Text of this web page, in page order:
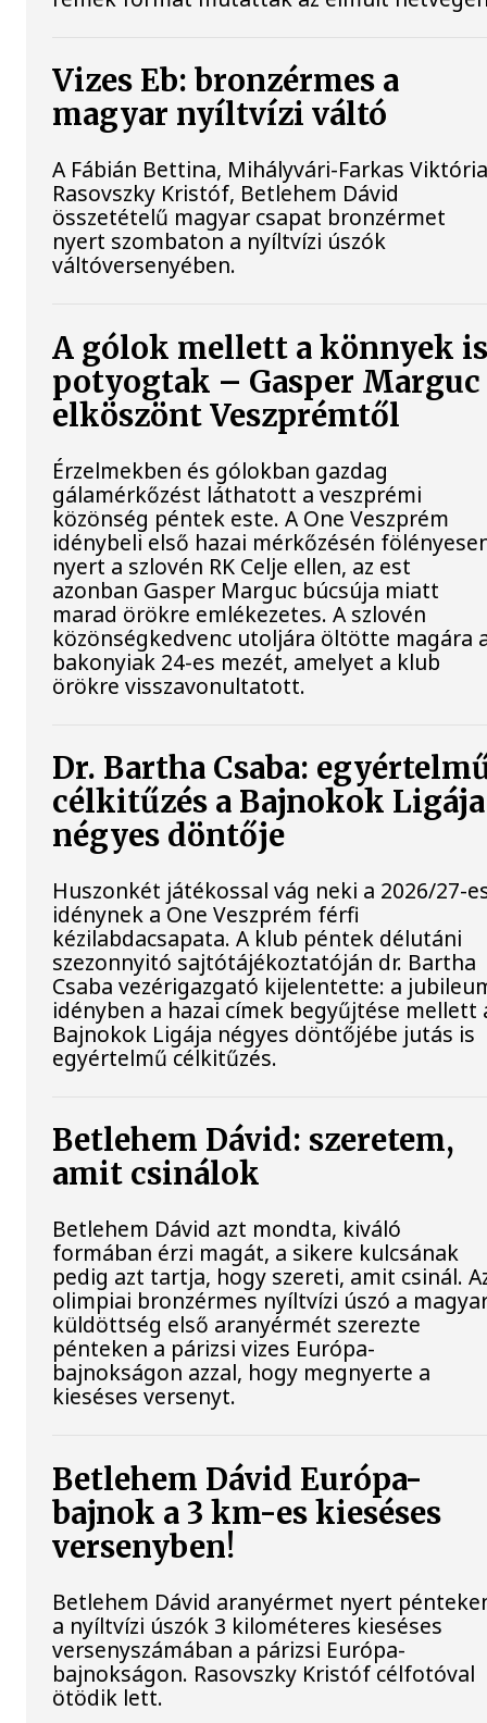
Vizes Eb: bronzérmes a
magyar nyíltvízi váltó
A Fábián Bettina, Mihályvári-Farkas
Rasovszky Kristóf, Betlehem Dávid
összetételű magyar csapat bronzérmet
nyert szombaton a nyíltvízi úszók
váltóversenyében.
A gólok mellett a könnyek
potyogtak – Gasper Marguc
elköszönt Veszprémtől
Érzelmekben és gólokban gazdag
gálamérkőzést láthatott a veszprémi
közönség péntek este. A One Veszprém
idénybeli első hazai mérkőzésén
nyert a szlovén RK Celje ellen, az est
azonban Gasper Marguc búcsúja miatt
marad örökre emlékezetes. A szlovén
közönségkedvenc utoljára öltötte magára
bakonyiak 24-es mezét, amelyet a klub
örökre visszavonultatott.
Dr. Bartha Csaba:
célkitűzés a Bajnokok Ligája
négyes döntője
Huszonkét játékossal vág neki a 2026/27-
idénynek a One Veszprém férfi
kézilabdacsapata. A klub péntek délutáni
szezonnyitó sajtótájékoztatóján dr. Bartha
Csaba vezérigazgató kijelentette: a
idényben a hazai címek begyűjtése mellett
Bajnokok Ligája négyes döntőjébe jutás is
egyértelmű célkitűzés.
Betlehem Dávid: szeretem,
amit csinálok
Betlehem Dávid azt mondta, kiváló
formában érzi magát, a sikere kulcsának
pedig azt tartja, hogy szereti, amit csinál.
olimpiai bronzérmes nyíltvízi úszó a
küldöttség első aranyérmét szerezte
pénteken a párizsi vizes Európa-
bajnokságon azzal, hogy megnyerte a
kieséses versenyt.
Betlehem Dávid Európa-
bajnok a 3 km-es kieséses
versenyben!
Betlehem Dávid aranyérmet nyert
a nyíltvízi úszók 3 kilométeres kieséses
versenyszámában a párizsi Európa-
bajnokságon. Rasovszky Kristóf célfotóval
ötödik lett.